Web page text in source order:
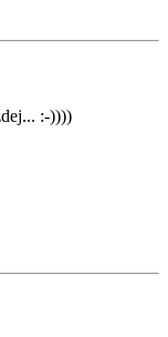
:-))))